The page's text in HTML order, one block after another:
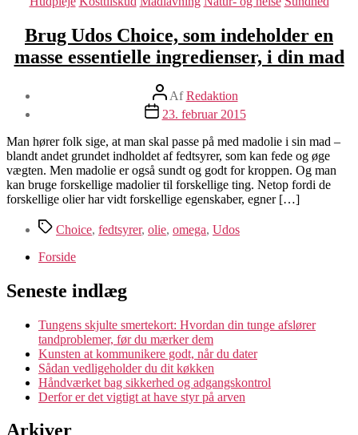
Brug Udos Choice, som indeholder en
masse essentielle ingredienser, i din mad
Indlægsforfatter
AfRedaktion
Indlægsdato
23. februar 2015
Man hører folk sige, at man skal passe på med madolie i sin mad –
blandt andet grundet indholdet af fedtsyrer, som kan fede og øge
vægten. Men madolie er også sundt og godt for kroppen. Og man
kan bruge forskellige madolier til forskellige ting. Netop fordi de
forskellige olier har vidt forskellige egenskaber, egner […]
TagsChoice, fedtsyrer, olie, omega, Udos
Forside
Seneste indlæg
Tungens skjulte smertekort: Hvordan din tunge afslører
tandproblemer, før du mærker dem
Kunsten at kommunikere godt, når du dater
Sådan vedligeholder du dit køkken
Håndværket bag sikkerhed og adgangskontrol
Derfor er det vigtigt at have styr på arven
Arkiver